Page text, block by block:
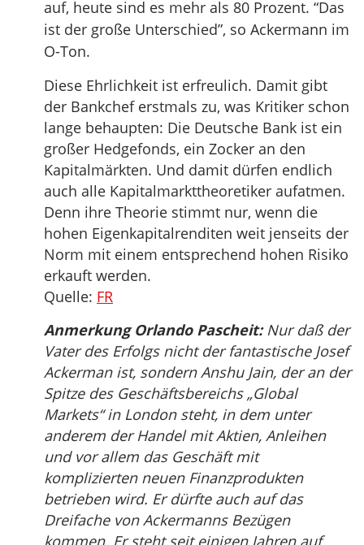
auf, heute sind es mehr als 80 Prozent. “Das
ist der große Unterschied”, so Ackermann im
O-Ton.
Diese Ehrlichkeit ist erfreulich. Damit gibt
der Bankchef erstmals zu, was Kritiker schon
lange behaupten: Die Deutsche Bank ist ein
großer Hedgefonds, ein Zocker an den
Kapitalmärkten. Und damit dürfen endlich
auch alle Kapitalmarkttheoretiker aufatmen.
Denn ihre Theorie stimmt nur, wenn die
hohen Eigenkapitalrenditen weit jenseits der
Norm mit einem entsprechend hohen Risiko
erkauft werden.
Quelle: FR
Anmerkung Orlando Pascheit:Nur daß der
Vater des Erfolgs nicht der fantastische Josef
Ackerman ist, sondern Anshu Jain, der an der
Spitze des Geschäftsbereichs „Global
Markets“ in London steht, in dem unter
anderem der Handel mit Aktien, Anleihen
und vor allem das Geschäft mit
komplizierten neuen Finanzprodukten
betrieben wird. Er dürfte auch auf das
Dreifache von Ackermanns Bezügen
kommen. Er steht seit einigen Jahren auf